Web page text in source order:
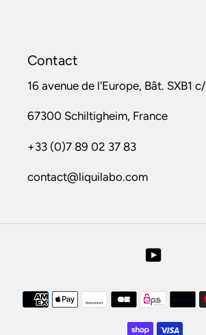
Contact
16 avenue de l'Europe, Bât. SXB1
67300 Schiltigheim, France
+33 (0)7 89 02 37 83
contact@liquilabo.com
YouTube
Moyens
de
paiement